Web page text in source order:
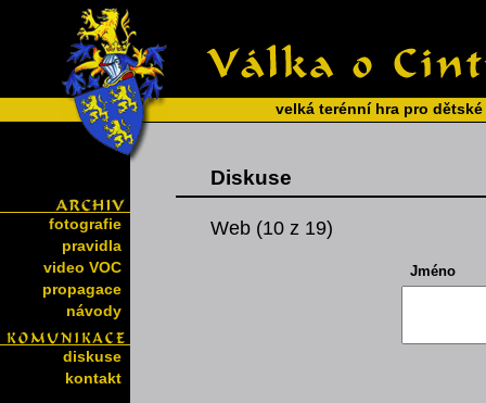
velká terénní hra pro
fotografie
pravidla
video VOC
propagace
návody
diskuse
kontakt
Diskuse
Web (10 z 19)
Jméno